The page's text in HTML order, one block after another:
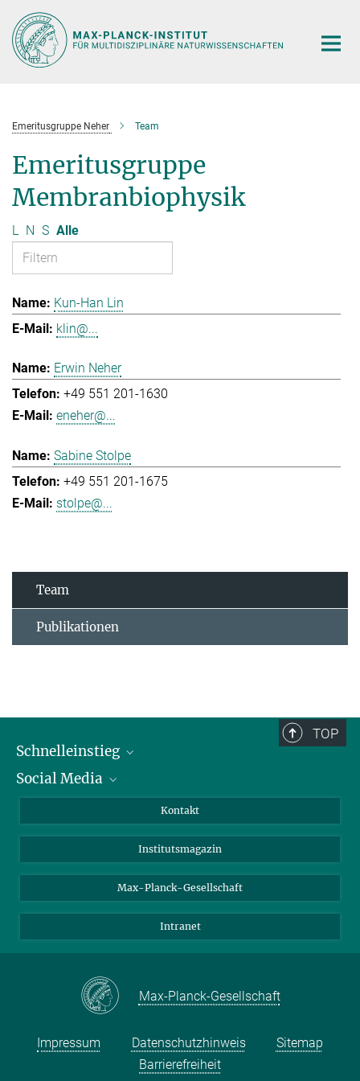
Hauptinhalt
Emeritusgruppe Neher Team
Emeritusgruppe
Membranbiophysik
L N S Alle
Kun-Han Lin
klin@...
Erwin Neher
+49 551 201-1630
eneher@...
Sabine Stolpe
+49 551 201-1675
stolpe@...
Team
Publikationen
TOP
Schnelleinstieg
Alumni
Schulen
Studierende
Social Media
Facebook
YouTube
Kontakt
Institutsmagazin
Max-Planck-Gesellschaft
Intranet
Max-Planck-Gesellschaft
Impressum Datenschutzhinweis
Sitemap
Barrierefreiheit